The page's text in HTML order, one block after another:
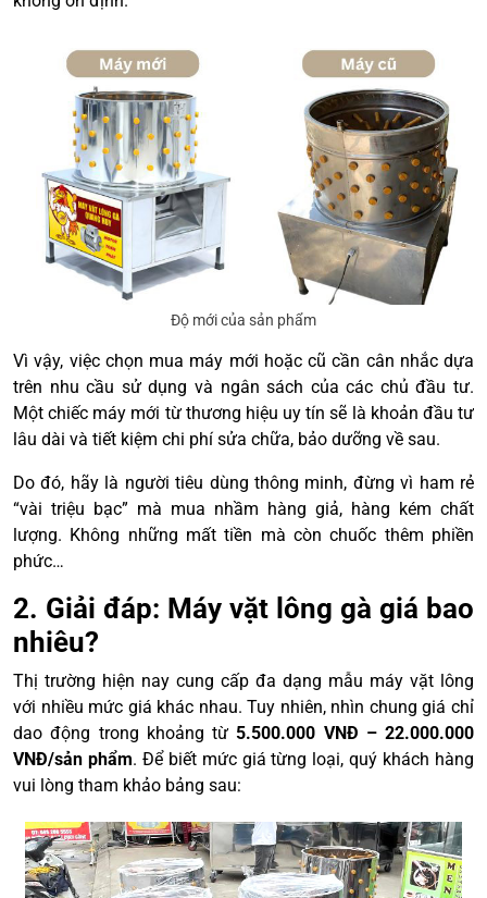
Độ mới của sản phẩm
Vì vậy, việc chọn mua máy mới hoặc cũ cần cân nhắc dựa
trên nhu cầu sử dụng và ngân sách của các chủ đầu tư.
Một chiếc máy mới từ thương hiệu uy tín sẽ là khoản đầu tư
lâu dài và tiết kiệm chi phí sửa chữa, bảo dưỡng về sau.
Do đó, hãy là người tiêu dùng thông minh, đừng vì ham rẻ
“vài triệu bạc” mà mua nhầm hàng giả, hàng kém chất
lượng. Không những mất tiền mà còn chuốc thêm phiền
phức…
2. Giải đáp: Máy vặt lông gà giá bao
nhiêu?
Thị trường hiện nay cung cấp đa dạng mẫu máy vặt lông
với nhiều mức giá khác nhau. Tuy nhiên, nhìn chung giá chỉ
dao động trong khoảng từ5.500.000 VNĐ – 22.000.000
VNĐ/sản phẩm. Để biết mức giá từng loại, quý khách hàng
vui lòng tham khảo bảng sau: